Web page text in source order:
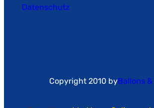
Datenschutz
Copyright 2010 byBallons